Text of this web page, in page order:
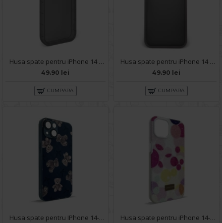
Husa spate pentru iPhone 14 - Round Case Negru
49.90 lei
CUMPARA
Husa spate pentru iPhone 14 - Catwalk Case Negru
49.90 lei
CUMPARA
Husa spate pentru IPhone 14- Happy case Husa spate pentru iPhone 14- Glow case